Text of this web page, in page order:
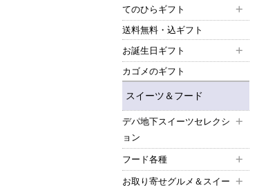
てのひらギフト
送料無料・込ギフト
お誕生日ギフト
カゴメのギフト
スイーツ＆フード
デパ地下スイーツセレクシ
ョン
フード各種
お取り寄せグルメ＆スイー